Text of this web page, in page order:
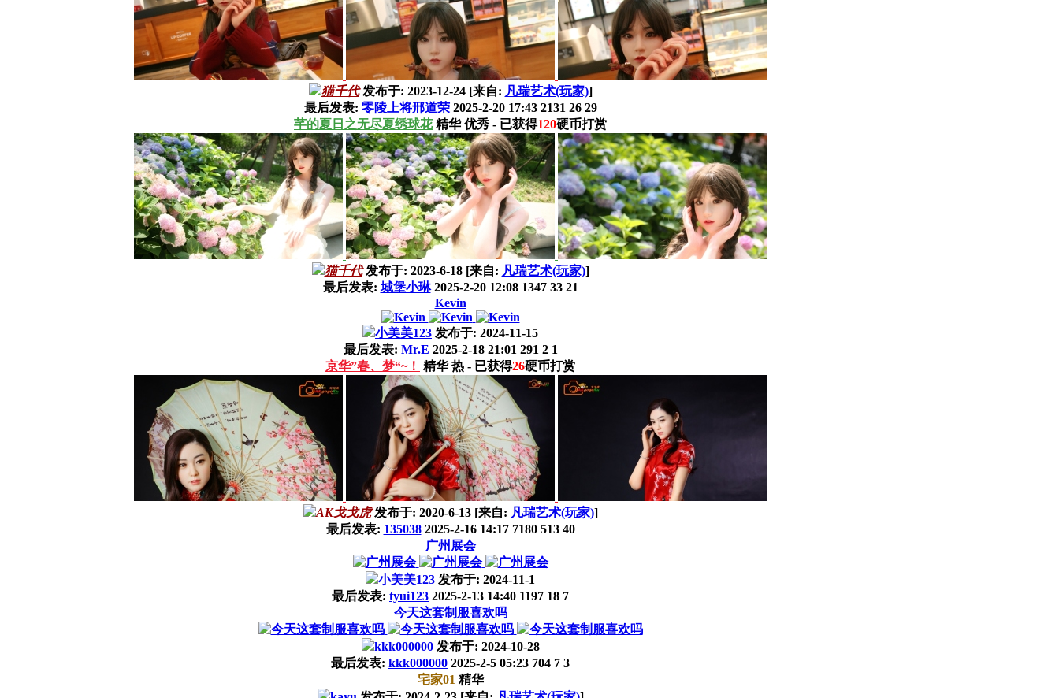
猫千代 发布于: 2023-12-24 [来自: 凡瑞艺术(玩家)]
最后发表: 零陵上将邢道荣 2025-2-20 17:43 2131 26 29
芊的夏日之无尽夏绣球花 精华 优秀 - 已获得120硬币打赏
猫千代 发布于: 2023-6-18 [来自: 凡瑞艺术(玩家)]
最后发表: 城堡小琳 2025-2-20 12:08 1347 33 21
Kevin
小美美123 发布于: 2024-11-15
最后发表: Mr.E 2025-2-18 21:01 291 2 1
京华”春、梦“~！ 精华 热 - 已获得26硬币打赏
AK戈戈虎 发布于: 2020-6-13 [来自: 凡瑞艺术(玩家)]
最后发表: 135038 2025-2-16 14:17 7180 513 40
广州展会
小美美123 发布于: 2024-11-1
最后发表: tyui123 2025-2-13 14:40 1197 18 7
今天这套制服喜欢吗
kkk000000 发布于: 2024-10-28
最后发表: kkk000000 2025-2-5 05:23 704 7 3
宅家01 精华